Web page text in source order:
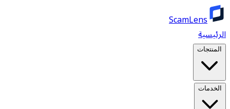
ScamLens
الرئيسية
المنتجات
الخدمات